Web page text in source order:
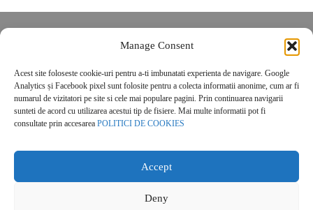
Manage Consent
Acest site foloseste cookie-uri pentru a-ti imbunatati experienta de navigare. Google
Analytics și Facebook pixel sunt folosite pentru a colecta informatii anonime, cum ar fi
numarul de vizitatori pe site si cele mai populare pagini. Prin continuarea navigarii
sunteti de acord cu utilizarea acestui tip de fisiere. Mai multe informatii pot fi
consultate prin accesarea POLITICI DE COOKIES
Accept
Deny
POLITICĂ DE CONFIDENȚIALITATE
Politica de cookies
© 2026 Real Estate Magazine. All Rights Reserved.